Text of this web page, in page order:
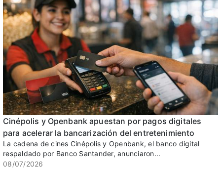
Cinépolis y Openbank apuestan por pagos digitales
para acelerar la bancarización del entretenimiento
La cadena de cines Cinépolis y Openbank, el banco digital
respaldado por Banco Santander, anunciaron...
08/07/2026